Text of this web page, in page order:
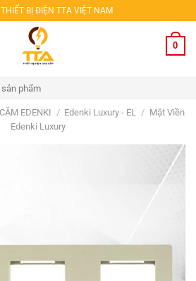
BỊ ĐIỆN TTA VIỆT NAM
0
EDENKI / Edenki Luxury - EL / Mặt Viền
Edenki Luxury